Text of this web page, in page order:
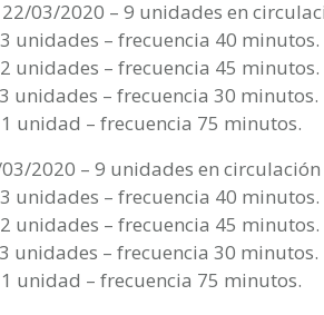
03/2020 – 9 unidades en
unidades – frecuencia 40 minutos.
unidades – frecuencia 45 minutos.
unidades – frecuencia 30 minutos.
1 unidad – frecuencia 75 minutos.
2020 – 9 unidades en circulación
unidades – frecuencia 40 minutos.
unidades – frecuencia 45 minutos.
unidades – frecuencia 30 minutos.
1 unidad – frecuencia 75 minutos.